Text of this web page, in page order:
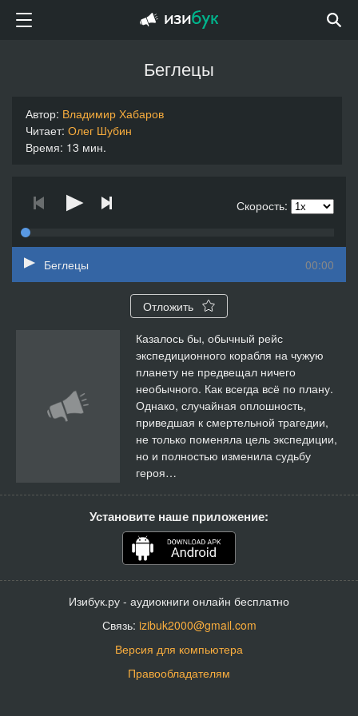
Беглецы
Автор: Владимир Хабаров
Читает: Олег Шубин
Время: 13 мин.
Скорость:
00:00
Беглецы
Отложить
Казалось бы, обычный рейс
экспедиционного корабля на чужую
планету не предвещал ничего
необычного. Как всегда всё по плану.
Однако, случайная оплошность,
приведшая к смертельной трагедии,
не только поменяла цель экспедиции,
но и полностью изменила судьбу
героя…
Установите наше приложение:
Изибук.ру - аудиокниги онлайн бесплатно
Связь: izibuk2000@gmail.com
Версия для компьютера
Правообладателям